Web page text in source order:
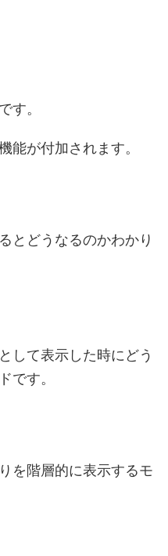
す。
能が付加されます。
とどうなるのかわかり
して表示した時にどう
です。
を階層的に表示するモ